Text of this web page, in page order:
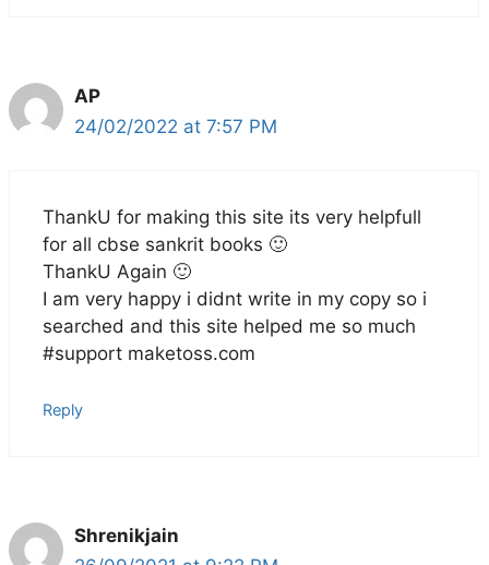
AP
24/02/2022 at 7:57 PM
ThankU for making this site its very helpfull
for all cbse sankrit books 🙂
ThankU Again 🙂
I am very happy i didnt write in my copy so i
searched and this site helped me so much
#support maketoss.com
Reply
Shrenikjain